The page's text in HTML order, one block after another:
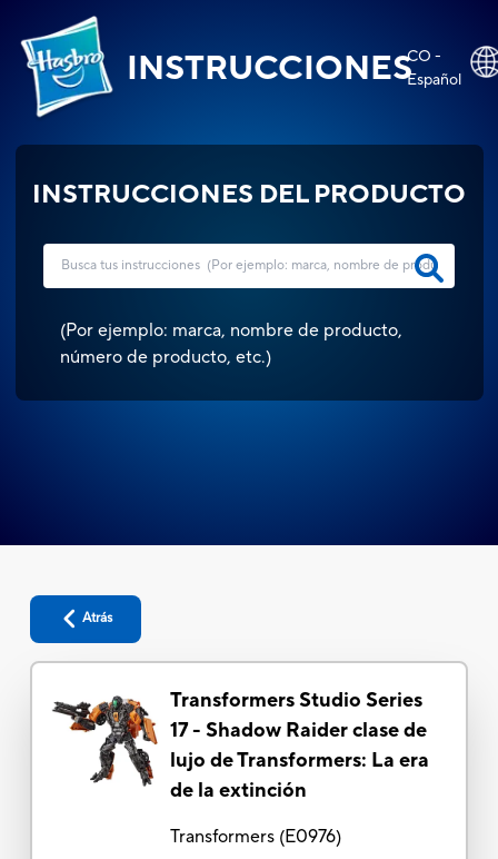
INSTRUCCIONESCO -
Español
INSTRUCCIONES DEL PRODUCTO
(Por ejemplo: marca, nombre de producto,
número de producto, etc.)
Atrás
Transformers Studio Series
17 - Shadow Raider clase de
lujo de Transformers: La era
de la extinción
Transformers(E0976)